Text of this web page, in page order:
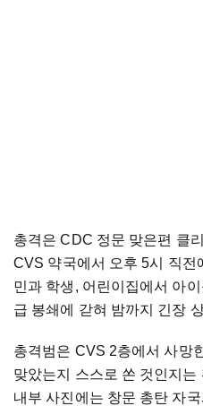
총격은 CDC 정문 맞은편 클
CVS 약국에서 오후 5시 직전
민과 학생, 어린이집에서 아
급 봉쇄에 갇혀 밤까지 긴장
총격범은 CVS 2층에서 사망
맞았는지 스스로 쏜 것인지
내부 사진에는 창문 총탄 자